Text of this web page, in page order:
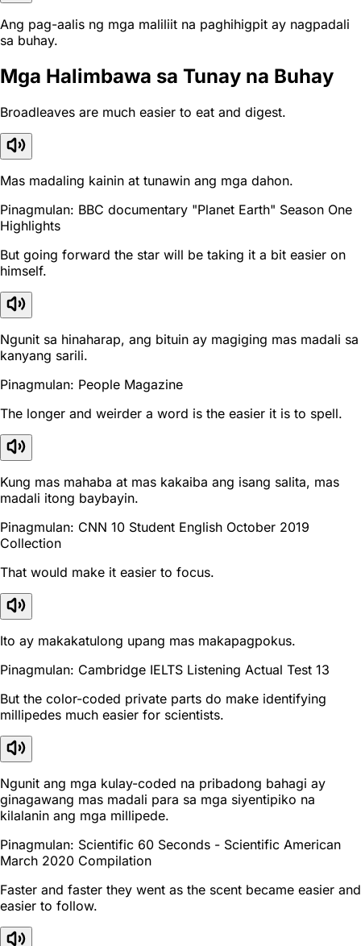
Ang pag-aalis ng mga maliliit na paghihigpit ay nagpadali
sa buhay.
Mga Halimbawa sa Tunay na Buhay
Broadleaves are much easier to eat and digest.
Mas madaling kainin at tunawin ang mga dahon.
Pinagmulan: BBC documentary "Planet Earth" Season One
Highlights
But going forward the star will be taking it a bit easier on
himself.
Ngunit sa hinaharap, ang bituin ay magiging mas madali sa
kanyang sarili.
Pinagmulan: People Magazine
The longer and weirder a word is the easier it is to spell.
Kung mas mahaba at mas kakaiba ang isang salita, mas
madali itong baybayin.
Pinagmulan: CNN 10 Student English October 2019
Collection
That would make it easier to focus.
Ito ay makakatulong upang mas makapagpokus.
Pinagmulan: Cambridge IELTS Listening Actual Test 13
But the color-coded private parts do make identifying
millipedes much easier for scientists.
Ngunit ang mga kulay-coded na pribadong bahagi ay
ginagawang mas madali para sa mga siyentipiko na
kilalanin ang mga millipede.
Pinagmulan: Scientific 60 Seconds - Scientific American
March 2020 Compilation
Faster and faster they went as the scent became easier and
easier to follow.